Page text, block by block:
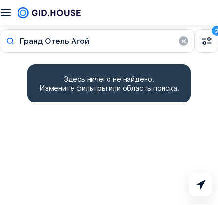
Гранд Отель Агой
2
Здесь ничего не найдено.
Измените фильтры или область поиска.